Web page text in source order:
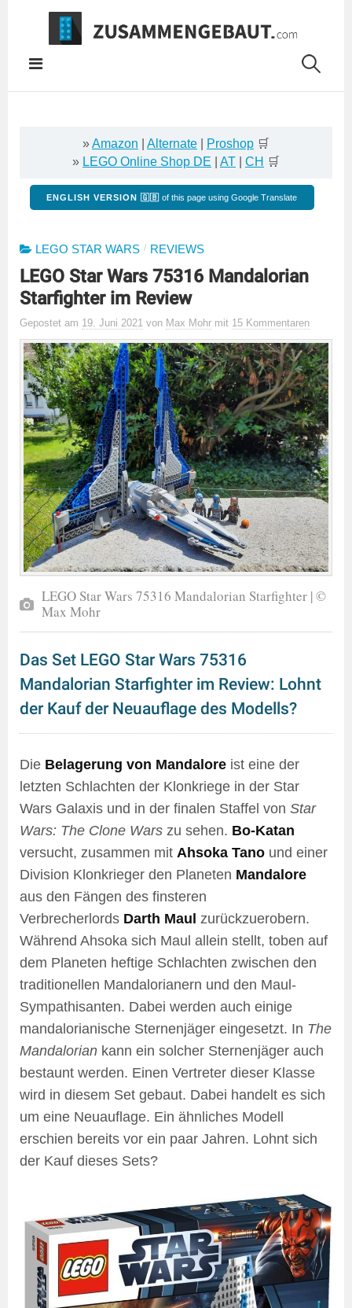
Springe
Inhalt
»Amazon Alternate Proshop 🛒
» LEGO Online Shop DE AT CH 🛒
ENGLISH VERSION 🇬🇧 of this page using Google Translate
LEGO STAR WARS / REVIEWS
LEGO Star Wars 75316 Mandalorian
Starfighter im Review
Gepostet am 19. Juni 2021 von Max Mohr mit 15 Kommentaren
LEGO Star Wars 75316 Mandalorian Starfighter | ©
Max Mohr
Das Set LEGO Star Wars 75316
Mandalorian Starfighter im Review: Lohnt
der Kauf der Neuauflage des Modells?
Die Belagerung von Mandalore ist eine der
letzten Schlachten der Klonkriege in der Star
Wars Galaxis und in der finalen Staffel von Star
Wars: The Clone Wars zu sehen. Bo-Katan
versucht, zusammen mit Ahsoka Tano und einer
Division Klonkrieger den Planeten Mandalore
aus den Fängen des finsteren
Verbrecherlords Darth Maul zurückzuerobern.
Während Ahsoka sich Maul allein stellt, toben auf
dem Planeten heftige Schlachten zwischen den
traditionellen Mandalorianern und den Maul-
Sympathisanten. Dabei werden auch einige
mandalorianische Sternenjäger eingesetzt. In The
Mandalorian kann ein solcher Sternenjäger auch
bestaunt werden. Einen Vertreter dieser Klasse
wird in diesem Set gebaut. Dabei handelt es sich
um eine Neuauflage. Ein ähnliches Modell
erschien bereits vor ein paar Jahren. Lohnt sich
der Kauf dieses Sets?